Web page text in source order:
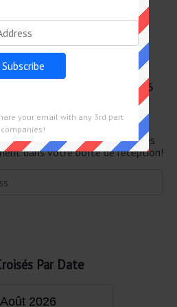
indice de mots croisés et que
principal, rendez-vous sur
Force 2 du 25 Juin 2026
recevez les dernières réponses
dans votre boîte de réception!
Par Date
Août 2026
your email with any 3rd part
companies!